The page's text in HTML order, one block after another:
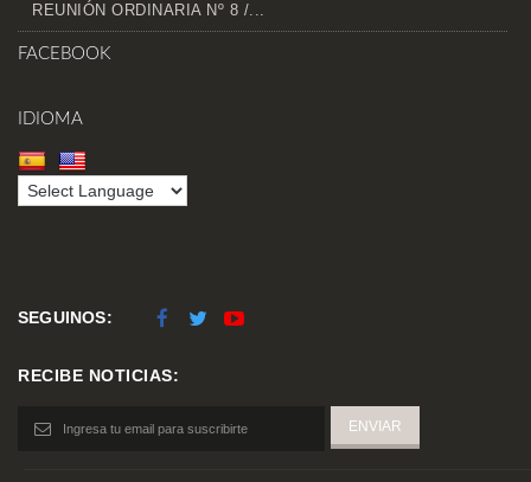
REUNIÓN ORDINARIA Nº 8 /...
FACEBOOK
IDIOMA
SEGUINOS:
RECIBE NOTICIAS: